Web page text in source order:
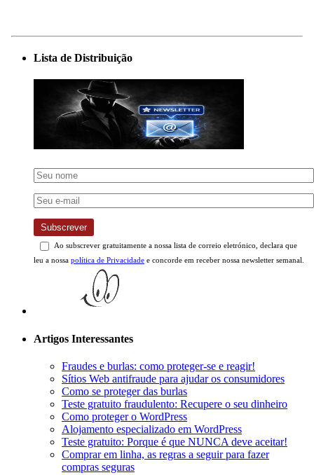
Lista de Distribuição
Subscrever
Ao subscrever gratuitamente a nossa lista de correio eletrónico, declara que
leu a nossa política de Privacidade e concorde em receber nossa newsletter semanal.
Artigos Interessantes
Fraudes e burlas: como proteger-se e reagir!
Sítios Web antifraude para ajudar os consumidores
Como se proteger das burlas
Teste gratuito fraudulento: Recupere o seu dinheiro
Como proteger o WordPress
Alojamento especializado em WordPress
Teste gratuito: Porque é que NUNCA deve aceitar!
Comprar em linha, as regras a seguir para fazer
compras seguras